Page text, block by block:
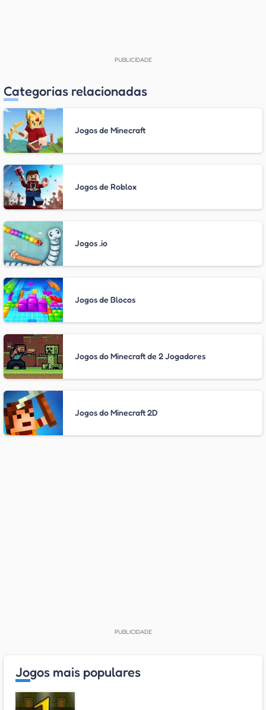
Categorias relacionadas
Jogos de Minecraft
Jogos de Roblox
Jogos .io
Jogos de Blocos
Jogos do Minecraft de 2 Jogadores
Jogos do Minecraft 2D
Jogos mais populares